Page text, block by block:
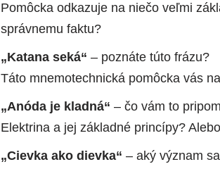
Pomôcka odkazuje na niečo veľmi
správnemu faktu?
„Katana seká“ – poznáte túto frázu?
Táto mnemotechnická pomôcka vás
„Anóda je kladná“ – čo vám to
Elektrina a jej základné princípy?
„Cievka ako dievka“ – aký význam